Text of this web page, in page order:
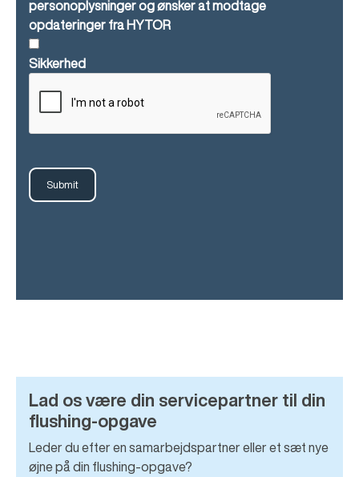
personoplysninger og ønsker at modtage
opdateringer fra HYTOR
Sikkerhed
Lad os være din servicepartner til din
flushing-opgave
Leder du efter en samarbejdspartner eller et sæt nye
øjne på din flushing-opgave?